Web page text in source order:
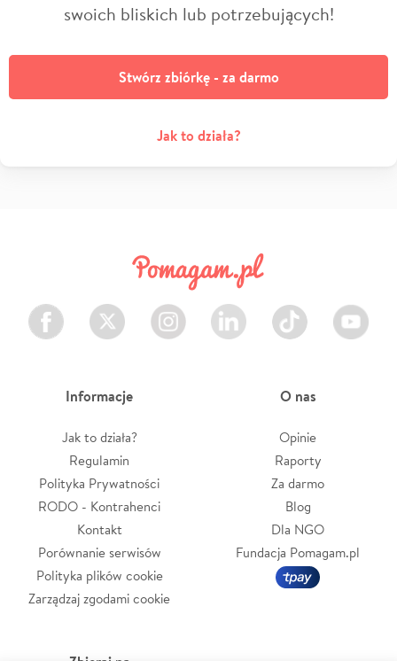
swoich bliskich lub potrzebujących!
Stwórz zbiórkę - za darmo
Jak to działa?
Facebook Twitter Instagram LinkedIn TikTok Youtube
Informacje
Jak to działa?
Regulamin
Polityka Prywatności
RODO - Kontrahenci
Kontakt
Porównanie serwisów
Polityka plików cookie
Zarządzaj zgodami cookie
O nas
Opinie
Raporty
Za darmo
Blog
Dla NGO
Fundacja Pomagam.pl